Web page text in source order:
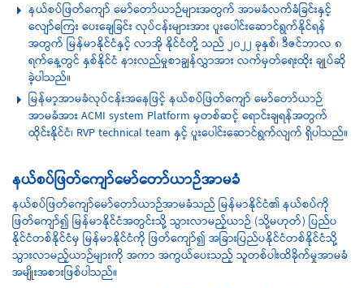
နယ်စပ်ဖြတ်ကျော် မော်တော်ယာဉ်များအတွက် အာမခံလက်ခံခြင်းနှင့်
လျော်ကြေး ပေးချေခြင်း လုပ်ငန်းများအား ပူးပေါင်းဆောင်ရွက်နိုင်ရန်
အတွက် မြန်မာနိုင်ငံနှင့် လာအို နိုင်ငံတို့ သည် ၂၀၂၂ ခုနှစ်၊ ဒီဇင်ဘာလ ၈
ရက်နေ့တွင် နှစ်နိုင်ငံ နားလည်မှုစာချွန်လွှာအား လက်မှတ်‌ရေးထိုး ချုပ်ဆို
ခဲ့ပါသည်။
မြန်မာ့အာမခံလုပ်ငန်းအနေဖြင့် နယ်စပ်ဖြတ်ကျော် မော်တော်ယာဉ်
အာမခံအား ACMI system Platform မှတစ်ဆင့် ရောင်းချရန်အတွက်
ထိုင်းနိုင်ငံ၊ RVP technical team နှင့် ပူးပေါင်းဆောင်ရွက်လျက် ရှိပါသည်။
နယ်စပ်ဖြတ်ကျော်မော်တော်ယာဉ်အာမခံ
နယ်စပ်ဖြတ်ကျော်မော်တော်ယာဉ်အာမခံသည် မြန်မာနိုင်ငံ၏ နယ်စပ်ကို
ဖြတ်ကျော်၍ မြန်မာနိုင်ငံအတွင်းသို့ သွားလာမည့်ယာဉ် (သို့မဟုတ်) ပြည်ပ
နိုင်ငံတစ်နိုင်ငံမှ မြန်မာနိုင်ငံကို ဖြတ်ကျော်၍ အခြားပြည်ပနိုင်ငံတစ်နိုင်ငံသို့
သွားလာမည့်ယာဉ်များကို အကာ အကွယ်ပေးသည့် သူတစ်ပါးထိခိုက်မှုအာမခံ
အမျိုးအစားဖြစ်ပါသည်။